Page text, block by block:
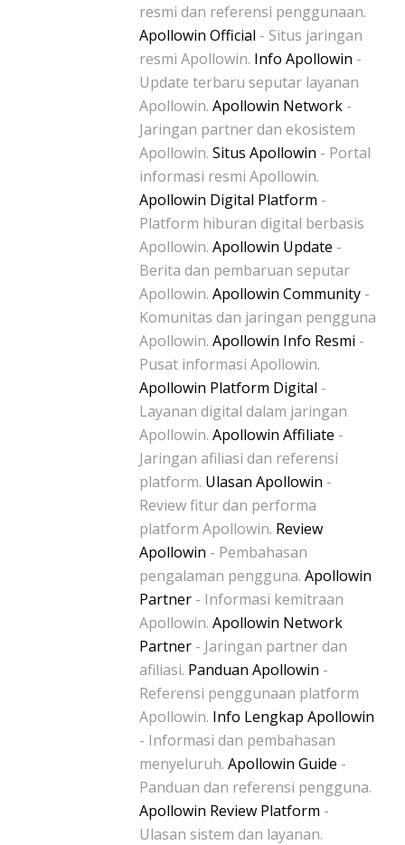
resmi dan referensi penggunaan.
Apollowin Official - Situs jaringan
resmi Apollowin. Info Apollowin -
Update terbaru seputar layanan
Apollowin. Apollowin Network -
Jaringan partner dan ekosistem
Apollowin. Situs Apollowin - Portal
informasi resmi Apollowin.
Apollowin Digital Platform -
Platform hiburan digital berbasis
Apollowin. Apollowin Update -
Berita dan pembaruan seputar
Apollowin. Apollowin Community -
Komunitas dan jaringan pengguna
Apollowin. Apollowin Info Resmi -
Pusat informasi Apollowin.
Apollowin Platform Digital -
Layanan digital dalam jaringan
Apollowin. Apollowin Affiliate -
Jaringan afiliasi dan referensi
platform. Ulasan Apollowin -
Review fitur dan performa
platform Apollowin. Review
Apollowin - Pembahasan
pengalaman pengguna. Apollowin
Partner - Informasi kemitraan
Apollowin. Apollowin Network
Partner - Jaringan partner dan
afiliasi. Panduan Apollowin -
Referensi penggunaan platform
Apollowin. Info Lengkap Apollowin
- Informasi dan pembahasan
menyeluruh. Apollowin Guide -
Panduan dan referensi pengguna.
Apollowin Review Platform -
Ulasan sistem dan layanan.